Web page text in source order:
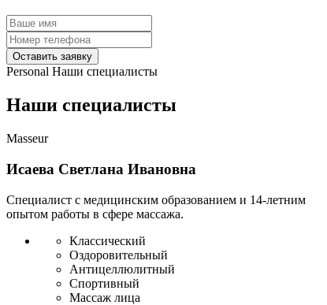
Оставить заявку
Personal Наши специалисты
Наши специалисты
Masseur
Исаева Светлана Ивановна
Специалист с медицинским образованием и 14-летним
опытом работы в сфере массажа.
Классический
Оздоровительный
Антицеллюлитный
Спортивный
Массаж лица